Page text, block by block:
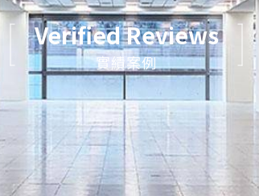
Verified Reviews
實績案例